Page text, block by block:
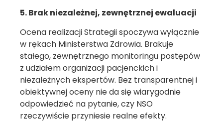
5. Brak niezależnej, zewnętrznej ewaluacji
Ocena realizacji Strategii spoczywa wyłącznie
w rękach Ministerstwa Zdrowia. Brakuje
stałego, zewnętrznego monitoringu postępów
z udziałem organizacji pacjenckich i
niezależnych ekspertów. Bez transparentnej i
obiektywnej oceny nie da się wiarygodnie
odpowiedzieć na pytanie, czy NSO
rzeczywiście przyniesie realne efekty.